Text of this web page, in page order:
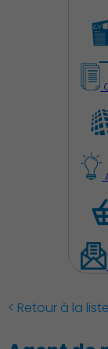
< Retour à la liste